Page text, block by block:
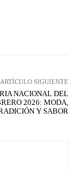
ARTÍCULO SIGUIENTE
NACIONAL DEL
2026: MODA,
Y SABOR